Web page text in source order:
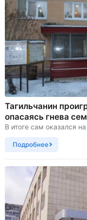
Тагильчанин
опасаясь гнева
В итоге сам оказался
Подробнее